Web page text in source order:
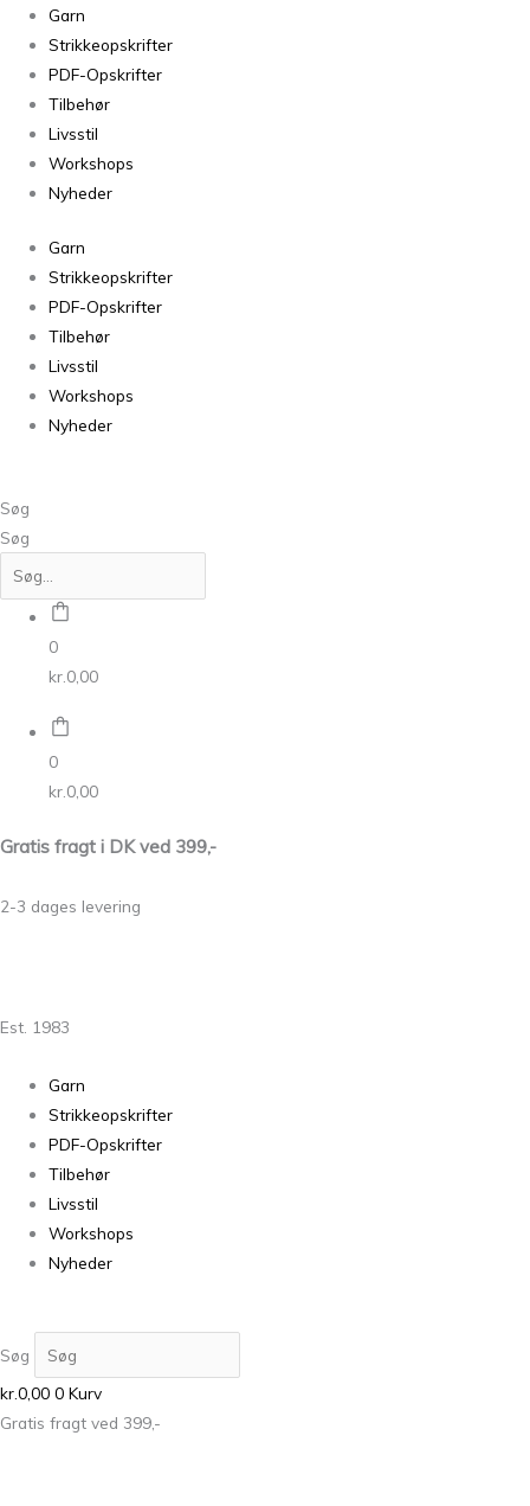
Garn
Strikkeopskrifter
PDF-Opskrifter
Tilbehør
Livsstil
Workshops
Nyheder
Garn
Strikkeopskrifter
PDF-Opskrifter
Tilbehør
Livsstil
Workshops
Nyheder
Søg
Søg
0
kr. 0,00
0
kr. 0,00
Gratis fragt i DK ved 399,-
2-3 dages levering
Est. 1983
Garn
Strikkeopskrifter
PDF-Opskrifter
Tilbehør
Livsstil
Workshops
Nyheder
Søg
kr.0,00 0 Kurv
Gratis fragt ved 399,-
Stockholmshuen
Sunday
PetiteKnit
antal